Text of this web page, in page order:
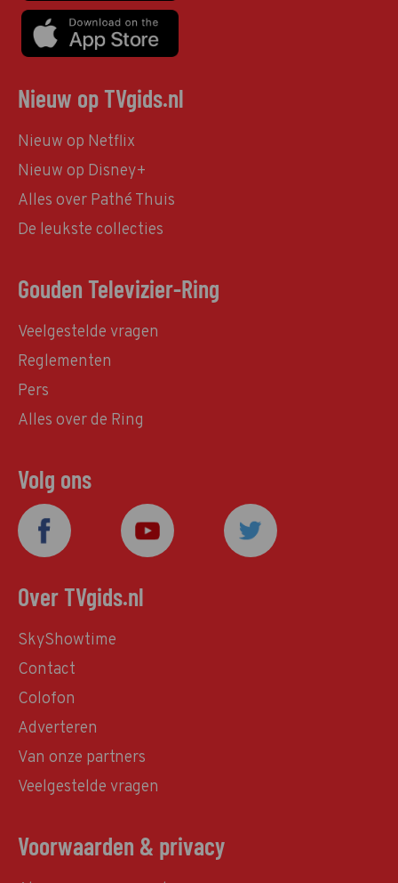
Nieuw op TVgids.nl
Nieuw op Netflix
Nieuw op Disney+
Alles over Pathé Thuis
De leukste collecties
Gouden Televizier-Ring
Veelgestelde vragen
Reglementen
Pers
Alles over de Ring
Volg ons
Over TVgids.nl
SkyShowtime
Contact
Colofon
Adverteren
Van onze partners
Veelgestelde vragen
Voorwaarden & privacy